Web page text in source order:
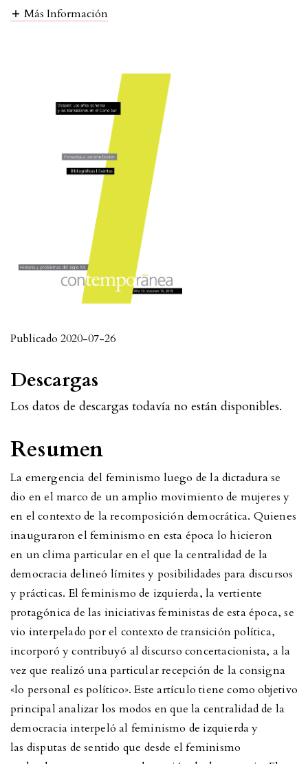
Más Información
Publicado 2020-07-26
Resumen
La emergencia del feminismo luego de la dictadura se
dio en el marco de un amplio movimiento de mujeres y
en el contexto de la recomposición democrática. Quienes
inauguraron el feminismo en esta época lo hicieron
en un clima particular en el que la centralidad de la
democracia delineó límites y posibilidades para discursos
y prácticas. El feminismo de izquierda, la vertiente
protagónica de las iniciativas feministas de esta época, se
vio interpelado por el contexto de transición política,
incorporó y contribuyó al discurso concertacionista, a la
vez que realizó una particular recepción de la consigna
«lo personal es político». Este artículo tiene como objetivo
principal analizar los modos en que la centralidad de la
democracia interpeló al feminismo de izquierda y
las disputas de sentido que desde el feminismo
Descargas
Los datos de descargas todavía no están disponibles.